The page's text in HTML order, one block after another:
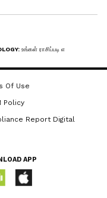
பண
Of Use
Policy
Report Digital
APP